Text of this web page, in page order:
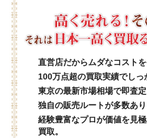
直営店だからムダなコスト
100万点超の買取実績でしっ
東京の最新市場相場で即査定
独自の販売ルートが多数あり
経験豊富なプロが価値を見
買取。